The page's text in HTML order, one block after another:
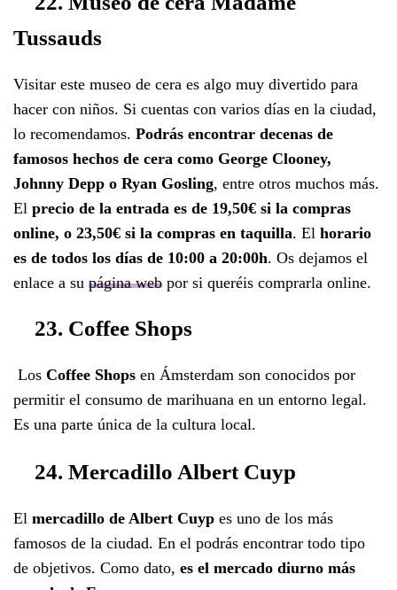
Tussauds
Visitar este museo de cera es algo muy divertido para
hacer con niños. Si cuentas con varios días en la ciudad,
lo recomendamos. Podrás encontrar decenas de
famosos hechos de cera como George Clooney,
Johnny Depp o Ryan Gosling, entre otros muchos más.
El precio de la entrada es de 19,50€ si la compras
online, o 23,50€ si la compras en taquilla. El horario
es de todos los días de 10:00 a 20:00h. Os dejamos el
enlace a su página web por si queréis comprarla online.
23. Coffee Shops
Los Coffee Shops en Ámsterdam son conocidos por
permitir el consumo de marihuana en un entorno legal.
Es una parte única de la cultura local.
24. Mercadillo Albert Cuyp
El mercadillo de Albert Cuyp es uno de los más
famosos de la ciudad. En el podrás encontrar todo tipo
de objetivos. Como dato, es el mercado diurno más